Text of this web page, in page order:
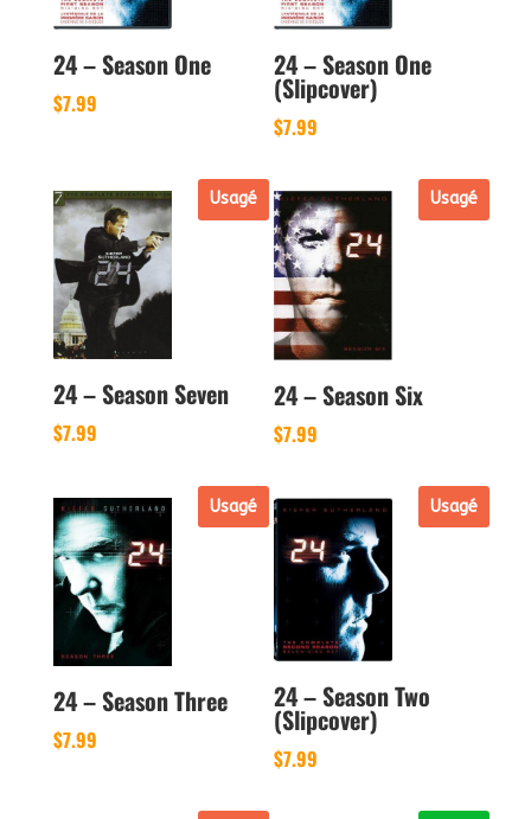
24 – Season One
$7.99
24 – Season One
(Slipcover)
$7.99
Usagé
24 – Season Seven
$7.99
Usagé
24 – Season Six
$7.99
Usagé
24 – Season Three
$7.99
Usagé
24 – Season Two
(Slipcover)
$7.99